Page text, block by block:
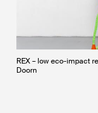
REX – low eco-impact
Doorn